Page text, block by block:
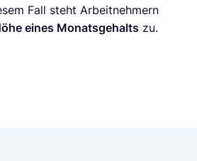
Fall steht Arbeitnehmern
eines Monatsgehalts zu.